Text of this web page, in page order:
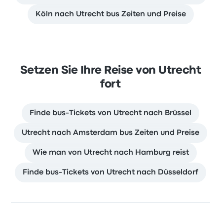
Köln nach Utrecht bus Zeiten und Preise
Setzen Sie Ihre Reise von Utrecht
fort
Finde bus-Tickets von Utrecht nach Brüssel
Utrecht nach Amsterdam bus Zeiten und Preise
Wie man von Utrecht nach Hamburg reist
Finde bus-Tickets von Utrecht nach Düsseldorf